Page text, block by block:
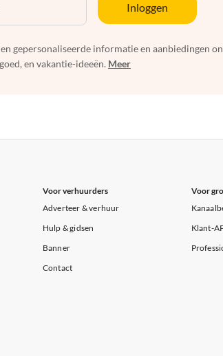
Inloggen
gepersonaliseerde informatie en aanbiedingen
en vakantie-ideeën. Meer
Voor verhuurders
Adverteer & verhuur
Hulp & gidsen
Banner
Contact
Voor
Klant-